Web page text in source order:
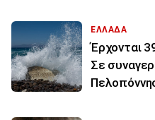
ΕΛΛΑΔΑ
Έρχονται
Σε